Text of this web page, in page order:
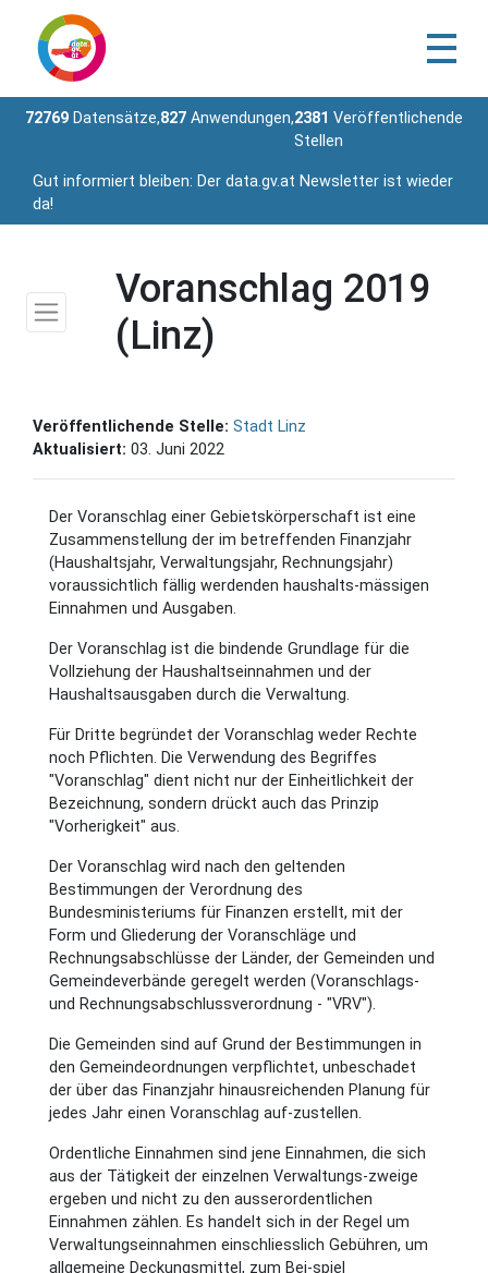
72769 Datensätze,827 Anwendungen,2381 Veröffentlichende
Stellen
Gut informiert bleiben: Der data.gv.at Newsletter ist wieder
da!
Voranschlag 2019
(Linz)
Veröffentlichende Stelle: Stadt Linz
Aktualisiert: 03. Juni 2022
Der Voranschlag einer Gebietskörperschaft ist eine
Zusammenstellung der im betreffenden Finanzjahr
(Haushaltsjahr, Verwaltungsjahr, Rechnungsjahr)
voraussichtlich fällig werdenden haushalts-mässigen
Einnahmen und Ausgaben.
Der Voranschlag ist die bindende Grundlage für die
Vollziehung der Haushaltseinnahmen und der
Haushaltsausgaben durch die Verwaltung.
Für Dritte begründet der Voranschlag weder Rechte
noch Pflichten. Die Verwendung des Begriffes
"Voranschlag" dient nicht nur der Einheitlichkeit der
Bezeichnung, sondern drückt auch das Prinzip
"Vorherigkeit" aus.
Der Voranschlag wird nach den geltenden
Bestimmungen der Verordnung des
Bundesministeriums für Finanzen erstellt, mit der
Form und Gliederung der Voranschläge und
Rechnungsabschlüsse der Länder, der Gemeinden und
Gemeindeverbände geregelt werden (Voranschlags-
und Rechnungsabschlussverordnung - "VRV").
Die Gemeinden sind auf Grund der Bestimmungen in
den Gemeindeordnungen verpflichtet, unbeschadet
der über das Finanzjahr hinausreichenden Planung für
jedes Jahr einen Voranschlag auf-zustellen.
Ordentliche Einnahmen sind jene Einnahmen, die sich
aus der Tätigkeit der einzelnen Verwaltungs-zweige
ergeben und nicht zu den ausserordentlichen
Einnahmen zählen. Es handelt sich in der Regel um
Verwaltungseinnahmen einschliesslich Gebühren, um
allgemeine Deckungsmittel, zum Bei-spiel